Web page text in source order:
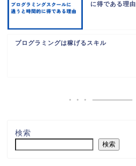
に得である理由
プログラミングは稼げるスキル
検索
検索